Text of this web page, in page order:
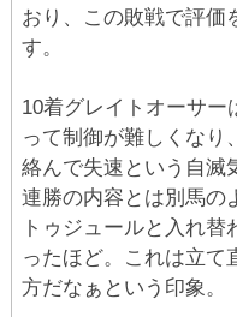
おり、この敗戦で評価
す。
10着グレイトオーサ
って制御が難しくなり
絡んで失速という自滅
連勝の内容とは別馬の
トゥジュールと入れ
ったほど。これは立て
方だなぁという印象。